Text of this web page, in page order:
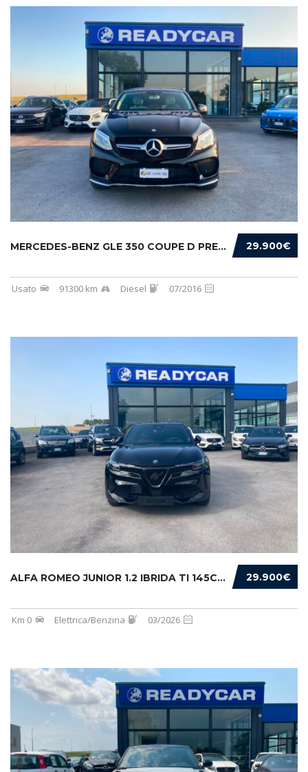
29.900€
MERCEDES-BENZ GLE 350 COUPE D PREMIUM 4MATIC...
Usato 91300 km Diesel 07/2016
29.900€
ALFA ROMEO JUNIOR 1.2 IBRIDA TI 145CV EDCT6
Km 0 Elettrica/Benzina 03/2026